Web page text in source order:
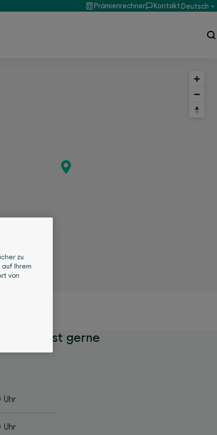
Prämienrechner KontaktDeutsch
Team ist gerne
Uhr
Uhr
zu
Ihrem
von